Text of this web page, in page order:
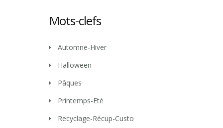
Mots-clefs
Automne-Hiver
Halloween
Pâques
Printemps-Eté
Recyclage-Récup-Custo